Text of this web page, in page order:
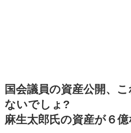
国会議員の資産公開、
ないでしょ?
麻生太郎氏の資産が６億